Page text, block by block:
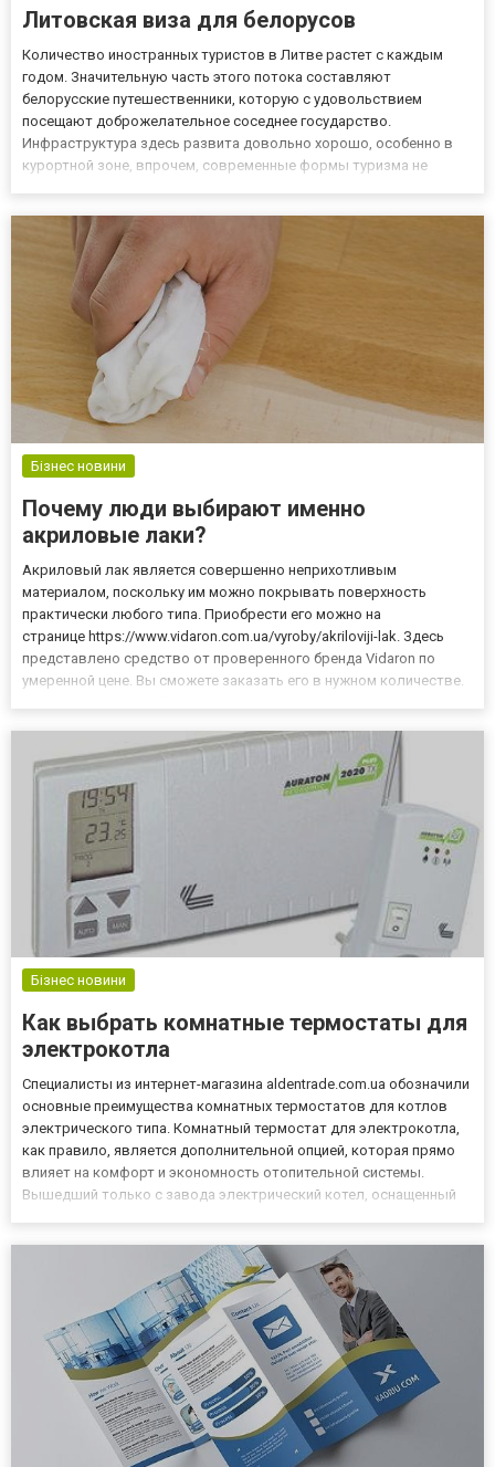
Литовская виза для белорусов
Количество иностранных туристов в Литве растет с каждым
годом. Значительную часть этого потока составляют
белорусские путешественники, которую с удовольствием
посещают доброжелательное соседнее государство.
Инфраструктура здесь развита довольно хорошо, особенно в
курортной зоне, впрочем, современные формы туризма не
автомобильные поездки на природ...
Бізнес новини
Почему люди выбирают именно
акриловые лаки?
Акриловый лак является совершенно неприхотливым
материалом, поскольку им можно покрывать поверхность
практически любого типа. Приобрести его можно на
странице https://www.vidaron.com.ua/vyroby/akriloviji-lak. Здесь
представлено средство от проверенного бренда Vidaron по
умеренной цене. Вы сможете заказать его в нужном количестве.
перенести резкие темпер...
Бізнес новини
Как выбрать комнатные термостаты для
электрокотла
Специалисты из интернет-магазина aldentrade.com.ua обозначили
основные преимущества комнатных термостатов для котлов
электрического типа. Комнатный термостат для электрокотла,
как правило, является дополнительной опцией, которая прямо
влияет на комфорт и экономность отопительной системы.
Вышедший только с завода электрический котел, оснащенный